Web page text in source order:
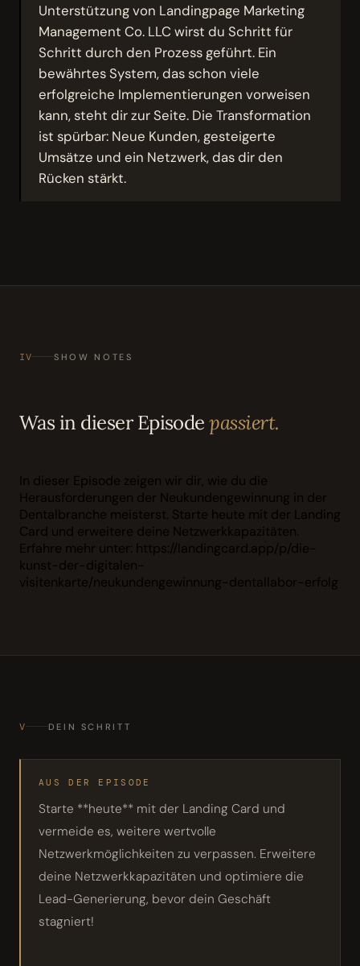
Unterstützung von Landingpage Marketing
Management Co. LLC wirst du Schritt für
Schritt durch den Prozess geführt. Ein
bewährtes System, das schon viele
erfolgreiche Implementierungen vorweisen
kann, steht dir zur Seite. Die Transformation
ist spürbar: Neue Kunden, gesteigerte
Umsätze und ein Netzwerk, das dir den
Rücken stärkt.
IV SHOW NOTES
Was in dieser Episodepassiert.
In dieser Episode zeigen wir dir, wie du die
Herausforderungen der Neukundengewinnung in der
Dentalbranche meisterst. Starte heute mit der Landing
Card und erweitere deine Netzwerkkapazitäten.
Erfahre mehr unter: https://landingcard.app/p/die-
kunst-der-digitalen-
visitenkarte/neukundengewinnung-dentallabor-erfolg
V DEIN SCHRITT
AUS DER EPISODE
Starte **heute** mit der Landing Card und
vermeide es, weitere wertvolle
Netzwerkmöglichkeiten zu verpassen. Erweitere
deine Netzwerkkapazitäten und optimiere die
Lead-Generierung, bevor dein Geschäft
stagniert!